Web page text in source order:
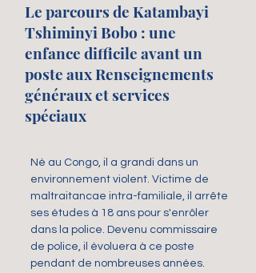
Né au Congo, il a grandi dans un
environnement violent. Victime de
maltraitancae intra-familiale, il arrête
ses études à 18 ans pour s'enrôler
dans la police. Devenu commissaire
de police, il évoluera à ce poste
pendant de nombreuses années.
Le parcours de Katambayi
Tshiminyi Bobo : une
enfance difficile avant un
poste aux Renseignements
généraux et services
spéciaux